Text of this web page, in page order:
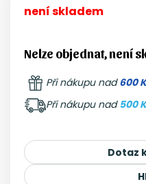
není skladem
Nelze objednat, není
Při nákupu nad600
Při nákupu nad 500
Dotaz